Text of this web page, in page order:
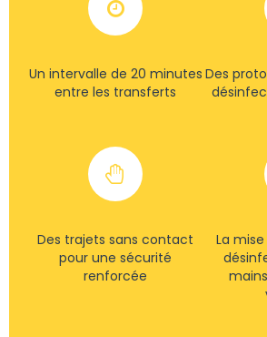
Un intervalle de 20 minutes
entre les transferts
Des
Des trajets sans contact
pour une sécurité
renforcée
La